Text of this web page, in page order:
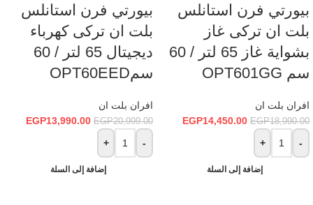
بيورتي فرن استانلس
بلت ان تركى غاز
بشواية غاز 65 لتر / 60
سم OPT601GG
افران بلت ان
EGP18,990.00
EGP14,450.00
-
+
إضافة إلى السلة
بيورتي فرن استانلس
بلت ان تركى كهرباء
ديجيتال 65 لتر / 60
سمOPT60EED
افران بلت ان
EGP20,999.00
EGP13,990.00
-
+
إضافة إلى السلة